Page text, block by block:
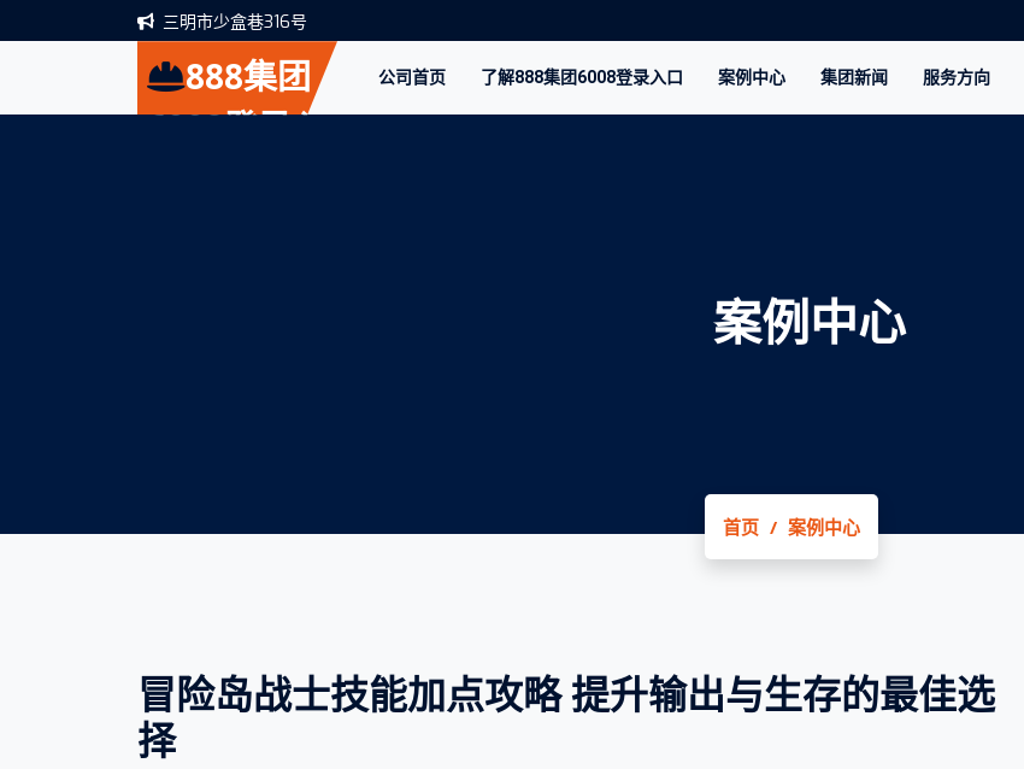
三明市少盒巷316号
888集团
6008登录入
公司首页 了解888集团6008登录入口 案例中心 集团新闻 服务方向
案例中心
首页 案例中心
冒险岛战士技能加点攻略 提升输出与生存的最佳选
择